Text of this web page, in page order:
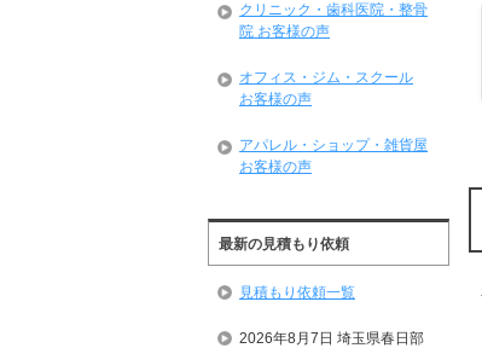
クリニック・歯科医院・整骨
院 お客様の声
オフィス・ジム・スクール
お客様の声
アパレル・ショップ・雑貨屋
お客様の声
最新の見積もり依頼
見積もり依頼一覧
2026年8月7日 埼玉県春日部